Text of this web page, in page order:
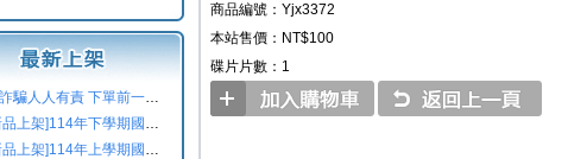
反詐騙人人有責 下單前一定要注意
[新品上架]114年下學期國小國中高中命題光碟,校用卷,習作
[新品上架]114年上學期國小國中高中命題光碟,校用卷,習作
商品編號：Yjx3372
本站售價：NT$100
碟片片數：1